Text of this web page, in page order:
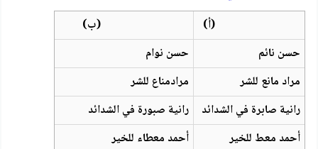
(أ)
(ب)
حسن نائم
حسن نوام
مراد مانع للشر
مرادمناع للشر
رانية صابرة في الشدائد
رانية صبورة في الشدائد
أحمد معط للخير
أحمد معطاء للخير